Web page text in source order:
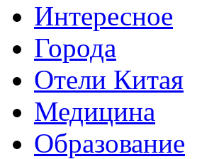
Интересное
Города
Отели Китая
Медицина
Образование